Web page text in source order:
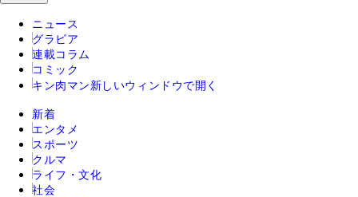
ニュース
グラビア
連載コラム
コミック
キン肉マン 新しいウィンドウで開く
新着
エンタメ
スポーツ
クルマ
ライフ・文化
社会